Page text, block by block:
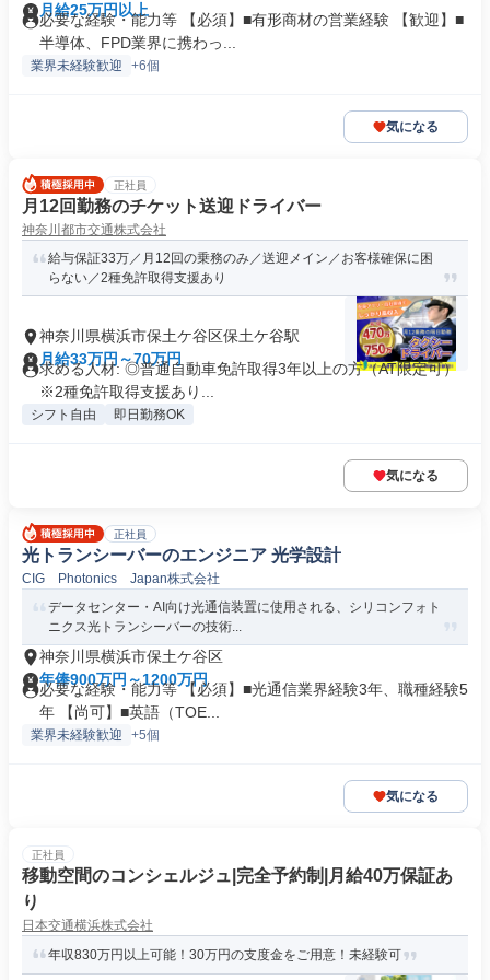
月給25万円以上
必要な経験・能力等 【必須】■有形商材の営業経験 【歓迎】■
半導体、FPD業界に携わっ...
業界未経験歓迎 +6個
気になる
正社員
月12回勤務のチケット送迎ドライバー
神奈川都市交通株式会社
給与保証33万／月12回の乗務のみ／送迎メイン／お客様確保に困
らない／2種免許取得支援あり
神奈川県横浜市保土ケ谷区保土ケ谷駅
月給33万円～70万円
求める人材: ◎普通自動車免許取得3年以上の方（AT限定可）
※2種免許取得支援あり...
シフト自由 即日勤務OK
気になる
正社員
光トランシーバーのエンジニア 光学設計
CIG Photonics Japan株式会社
データセンター・AI向け光通信装置に使用される、シリコンフォト
ニクス光トランシーバーの技術...
神奈川県横浜市保土ケ谷区
年俸900万円～1200万円
必要な経験・能力等 【必須】■光通信業界経験3年、職種経験5
年 【尚可】■英語（TOE...
業界未経験歓迎 +5個
気になる
正社員
移動空間のコンシェルジュ|完全予約制|月給40万保証あ
り
日本交通横浜株式会社
年収830万円以上可能！30万円の支度金をご用意！未経験可